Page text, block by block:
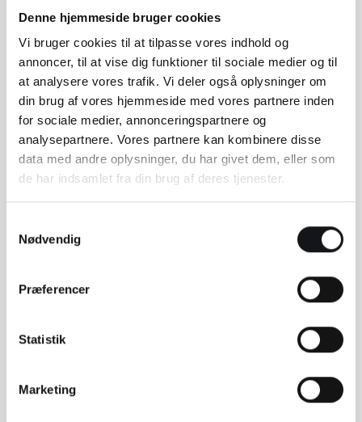
Denne hjemmeside bruger cookies
Vi bruger cookies til at tilpasse vores indhold og
annoncer, til at vise dig funktioner til sociale medier og til
at analysere vores trafik. Vi deler også oplysninger om
din brug af vores hjemmeside med vores partnere inden
for sociale medier, annonceringspartnere og
analysepartnere. Vores partnere kan kombinere disse
data med andre oplysninger, du har givet dem, eller som
de har indsamlet fra din brug af deres tjenester.
Nødvendig
Præferencer
Statistik
Marketing
For at komme tilbage til kontrolpanelet, klikker
du på det lille kryds øverste højre hjørne, og
herefter “Exit to WordPress”.